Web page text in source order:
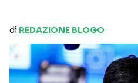
di REDAZIONE BLOGO